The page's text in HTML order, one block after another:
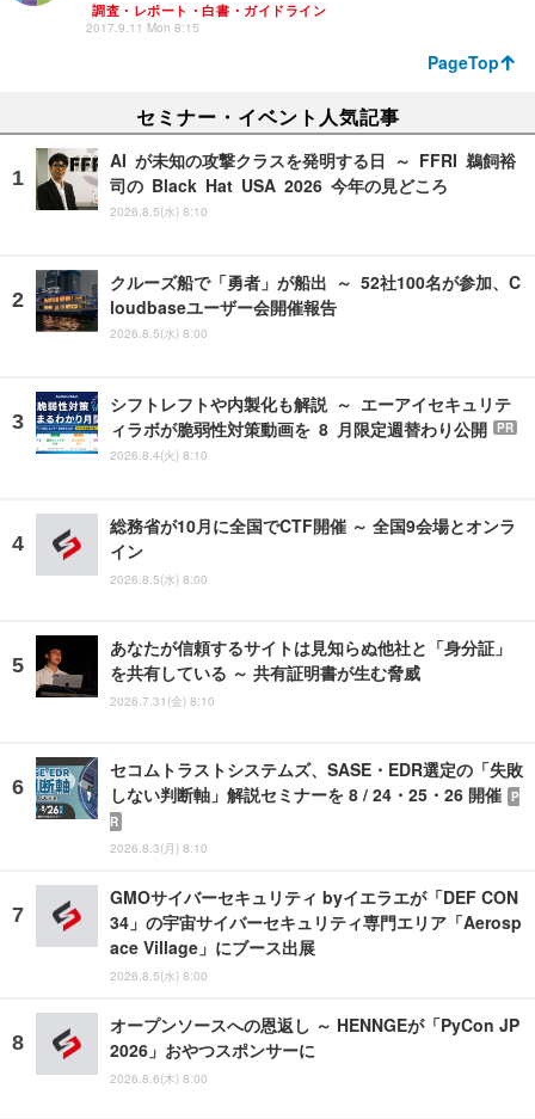
調査・レポート・白書・ガイドライン
2017.9.11 Mon 8:15
PageTop
セミナー・イベント人気記事
AI が未知の攻撃クラスを発明する日 ～ FFRI 鵜飼裕
司の Black Hat USA 2026 今年の見どころ
2026.8.5(水) 8:10
クルーズ船で「勇者」が船出 ～ 52社100名が参加、C
loudbaseユーザー会開催報告
2026.8.5(水) 8:00
シフトレフトや内製化も解説 ～ エーアイセキュリテ
ィラボが脆弱性対策動画を 8 月限定週替わり公開
PR
2026.8.4(火) 8:10
総務省が10月に全国でCTF開催 ～ 全国9会場とオンラ
イン
2026.8.5(水) 8:00
あなたが信頼するサイトは見知らぬ他社と「身分証」
を共有している ～ 共有証明書が生む脅威
2026.7.31(金) 8:10
セコムトラストシステムズ、SASE・EDR選定の「失敗
しない判断軸」解説セミナーを 8 / 24・25・26 開催 P
R
2026.8.3(月) 8:10
GMOサイバーセキュリティ byイエラエが「DEF CON
34」の宇宙サイバーセキュリティ専門エリア「Aerosp
ace Village」にブース出展
2026.8.5(水) 8:00
オープンソースへの恩返し ～ HENNGEが「PyCon JP
2026」おやつスポンサーに
2026.8.6(木) 8:00